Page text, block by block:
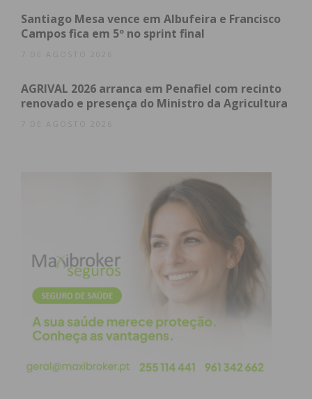
atualizada.
Eu li e concordo com ostermos e
Santiago Mesa vence em Albufeira e Francisco
Campos fica em 5º no sprint final
7 DE AGOSTO 2026
AGRIVAL 2026 arranca em Penafiel com recinto
renovado e presença do Ministro da Agricultura
7 DE AGOSTO 2026